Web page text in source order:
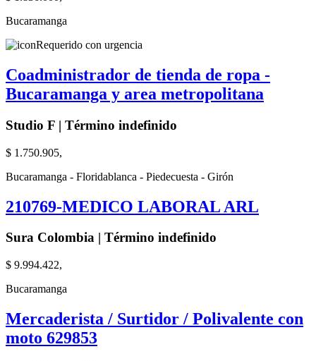
Bucaramanga
Requerido con urgencia
Coadministrador de tienda de ropa -
Bucaramanga y area metropolitana
Studio F | Término indefinido
$ 1.750.905,
Bucaramanga - Floridablanca - Piedecuesta - Girón
210769-MEDICO LABORAL ARL
Sura Colombia | Término indefinido
$ 9.994.422,
Bucaramanga
Mercaderista / Surtidor / Polivalente con
moto 629853